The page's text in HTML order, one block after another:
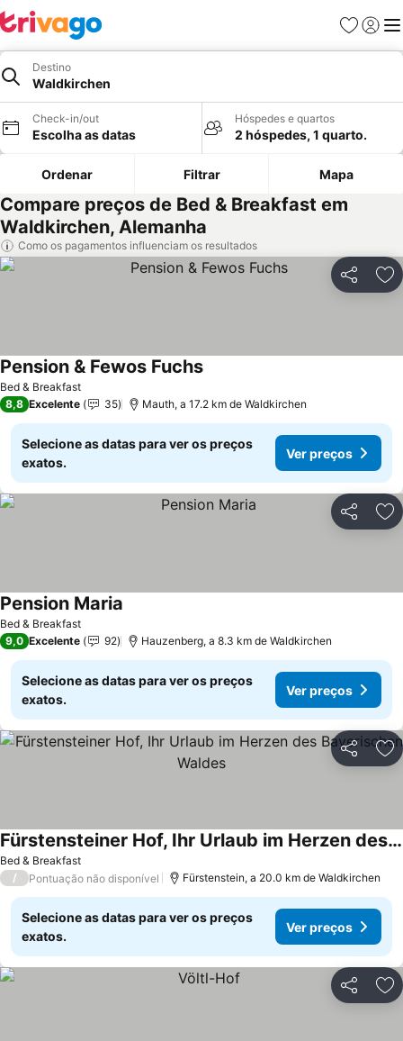
Favoritos
Iniciar
Destino
Waldkirchen
Check-in/out
Escolha as datas
Hóspedes e quartos
2 hóspedes, 1 quarto.
Ordenar Filtrar Mapa
Compare preços de Bed & Breakfast em
Waldkirchen, Alemanha
Como os pagamentos influenciam os resultados
Partilhar
Bed & Breakfast
Pension & Fewos FuchsVer preços
8,8 Excelente 35 Mauth, a 17.2 km de Waldkirchen
Selecione as datas para ver os preços
exatos.
Ver preços
Partilhar
Bed & Breakfast
Pension Maria
9,0 Excelente 92 Hauzenberg, a 8.3 km de Waldkirchen
Selecione as datas para ver os preços
exatos.
Ver preços
Partilhar
Bed & Breakfast
Fürstensteiner Hof, Ihr Urlaub im Herzen des Bayerischen Waldes
Ver preços
/ Pontuação não disponível Fürstenstein, a 20.0 km de Waldkirchen
Selecione as datas para ver os preços
exatos.
Ver preços
Partilhar